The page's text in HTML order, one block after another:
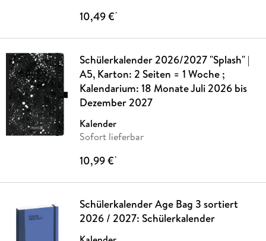
10,49 €*
Schülerkalender 2026/2027 "Splash" |
A5, Karton: 2 Seiten = 1 Woche ;
Kalendarium: 18 Monate Juli 2026 bis
Dezember 2027
Kalender
Sofort lieferbar
10,99 €*
Schülerkalender Age Bag 3 sortiert
2026 / 2027: Schülerkalender